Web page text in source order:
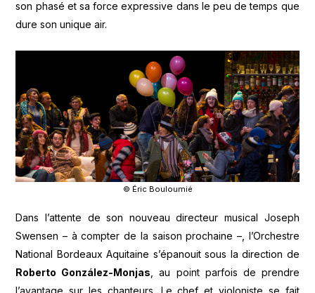
son phasé et sa force expressive dans le peu de temps que
dure son unique air.
© Éric Bouloumié
Dans l’attente de son nouveau directeur musical Joseph
Swensen – à compter de la saison prochaine –, l’Orchestre
National Bordeaux Aquitaine s’épanouit sous la direction de
Roberto González-Monjas , au point parfois de prendre